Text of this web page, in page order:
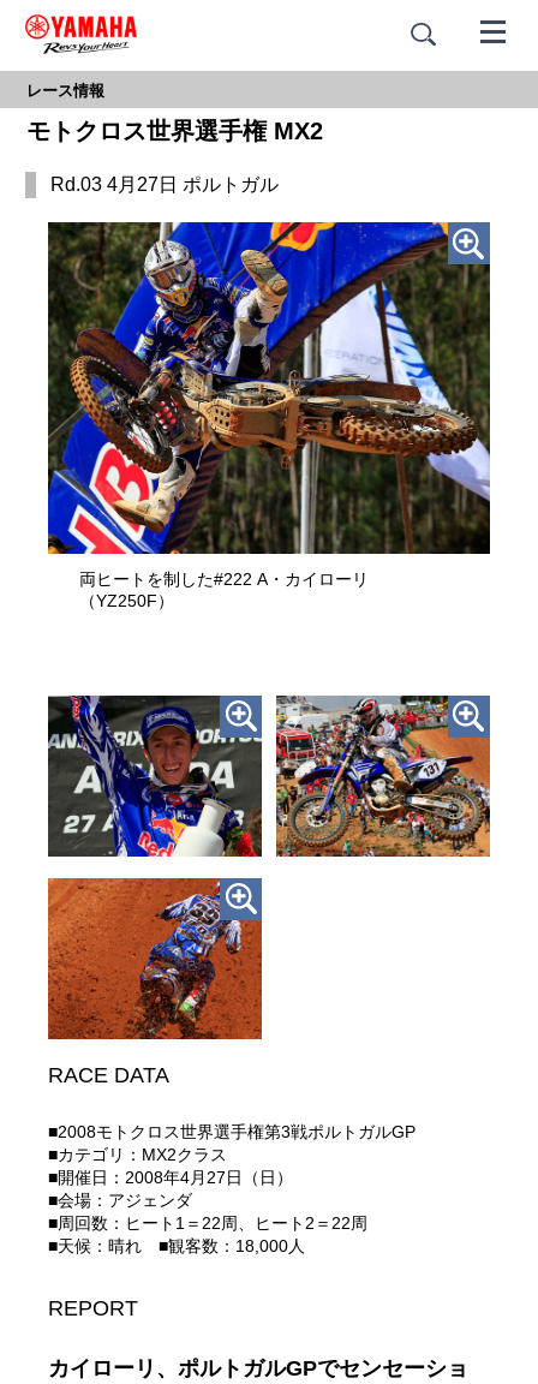
レース情報
モトクロス世界選手権 MX2
Rd.03 4月27日 ポルトガル
両ヒートを制した#222 A・カイローリ
（YZ250F）
RACE DATA
■2008モトクロス世界選手権第3戦ポルトガルGP
■カテゴリ：MX2クラス
■開催日：2008年4月27日（日）
■会場：アジェンダ
■周回数：ヒート1＝22周、ヒート2＝22周
■天候：晴れ ■観客数：18,000人
REPORT
カイローリ、ポルトガルGPでセンセーショ